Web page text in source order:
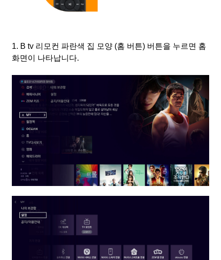
1. B tv 리모컨 파란색 집 모양 (홈 버튼) 버튼을 누르면 홈
화면이 나타납니다.